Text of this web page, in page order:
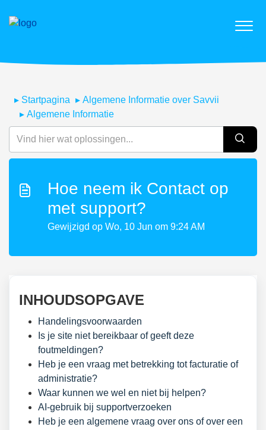
Startpagina
Algemene Informatie over Savvii
Algemene Informatie
Hoe neem ik Contact op
met support?
Gewijzigd op Wo, 10 Jun om 9:24 AM
INHOUDSOPGAVE
Handelingsvoorwaarden
Is je site niet bereikbaar of geeft deze
foutmeldingen?
Heb je een vraag met betrekking tot facturatie of
administratie?
Waar kunnen we wel en niet bij helpen?
AI-gebruik bij supportverzoeken
Heb je een algemene vraag over ons of over een